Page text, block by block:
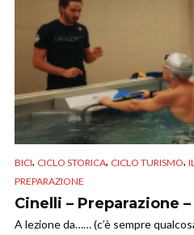
BICI, CICLO STORICA, CICLO TURISMO,
PREPARAZIONE
Cinelli – Preparazione
A lezione da…… (c’è sempre